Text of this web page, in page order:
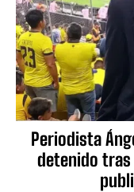
Periodista
detenido